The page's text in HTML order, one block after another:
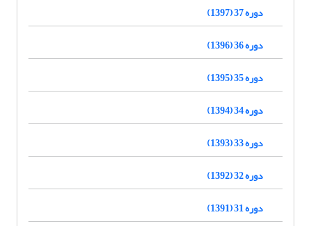
دوره 37 (1397)
دوره 36 (1396)
دوره 35 (1395)
دوره 34 (1394)
دوره 33 (1393)
دوره 32 (1392)
دوره 31 (1391)